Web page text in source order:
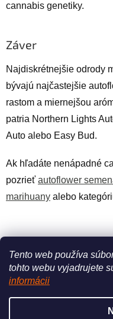
Tento web používa
tohto webu vyjadrujete
informácii
cannabis genetiky.
Záver
Najdiskrétnejšie odrody
bývajú najčastejšie
rastom a miernejšou
patria Northern Lights
Auto alebo Easy Bud.
Ak hľadáte nenápadné
pozrieť autoflower
marihuany alebo